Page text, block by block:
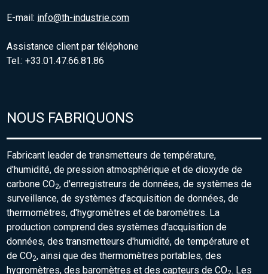
E-mail: info@th-industrie.com
Assistance client par téléphone
Tel.: +33.01.47.66.81.86
NOUS FABRIQUONS
Fabricant leader de transmetteurs de température,
d'humidité, de pression atmosphérique et de dioxyde de
carbone CO2, d'enregistreurs de données, de systèmes de
surveillance, de systèmes d'acquisition de données, de
thermomètres, d'hygromètres et de baromètres. La
production comprend des systèmes d'acquisition de
données, des transmetteurs d'humidité, de température et
de CO2, ainsi que des thermomètres portables, des
hygromètres, des baromètres et des capteurs de CO . Les